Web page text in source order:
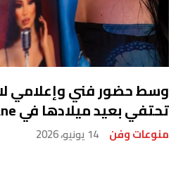
وسط حضور فني وإعلامي
تحتفي بعيد ميلادها في Romeo Lane بدبي
منوعات وفن 14 يونيو، 2026